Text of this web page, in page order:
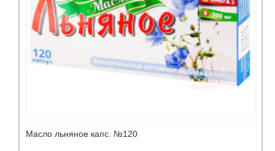
Масло льняное капс. №120